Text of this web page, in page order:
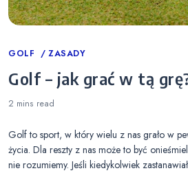
Categories
GOLF ZASADY
Golf – jak grać w tą
2 mins read
Golf to sport, w który wielu z nas grało w
życia. Dla reszty z nas może to być
nie rozumiemy. Jeśli kiedykolwiek